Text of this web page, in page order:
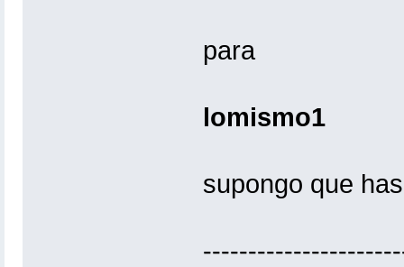
para
lomismo1
supongo que